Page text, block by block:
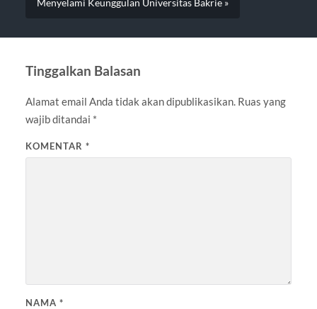
Menyelami Keunggulan Universitas Bakrie »
Tinggalkan Balasan
Alamat email Anda tidak akan dipublikasikan. Ruas yang
wajib ditandai *
KOMENTAR *
NAMA *